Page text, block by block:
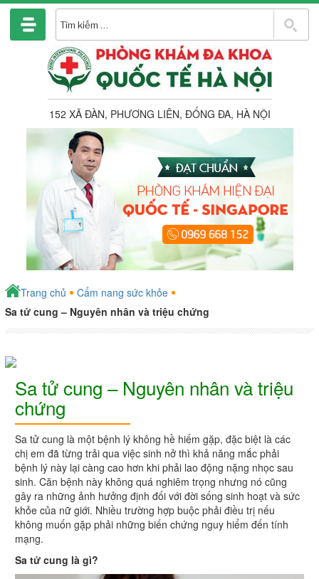
Chuyển
phần
152 XÃ ĐÀN, PHƯƠNG LIÊN, ĐỐNG ĐA, HÀ NỘI
Trang chủ
Cẩm nang sức khỏe
Sa tử cung – Nguyên nhân và triệu chứng
Sa tử cung – Nguyên nhân và triệu
chứng
Sa tử cung là một bệnh lý không hề hiếm gặp, đặc biệt là các
chị em đã từng trải qua việc sinh nở thì khả năng mắc phải
bệnh lý này lại càng cao hơn khi phải lao động nặng nhọc sau
sinh. Căn bệnh này không quá nghiêm trọng nhưng nó cũng
gây ra những ảnh hưởng định đối với đời sống sinh hoạt và sức
khỏe của nữ giới. Nhiều trường hợp buộc phải điều trị nếu
không muốn gặp phải những biến chứng nguy hiểm đến tính
mạng.
Sa tử cung là gì?